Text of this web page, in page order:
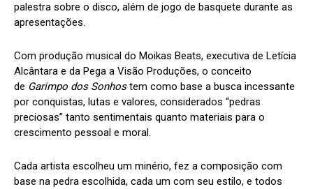
palestra sobre o disco, além de jogo de basquete durante as
apresentações.
Com produção musical do Moikas Beats, executiva de Letícia
Alcântara e da Pega a Visão Produções, o conceito
de Garimpo dos Sonhostem como base a busca incessante
por conquistas, lutas e valores, considerados “pedras
preciosas” tanto sentimentais quanto materiais para o
crescimento pessoal e moral.
Cada artista escolheu um minério, fez a composição com
base na pedra escolhida, cada um com seu estilo, e todos